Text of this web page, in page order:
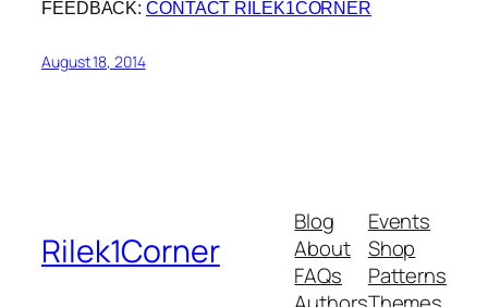
FEEDBACK:CONTACT RILEK1CORNER
August 18, 2014
Rilek1Corner
Blog
About
FAQs
Events
Shop
Patterns